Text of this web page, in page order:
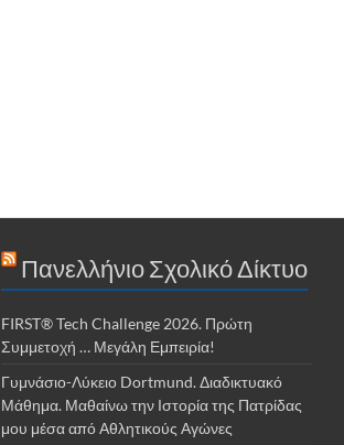
Πανελλήνιο Σχολικό Δίκτυο
FIRST® Tech Challenge 2026. Πρώτη
Συμμετοχή … Μεγάλη Εμπειρία!
Γυμνάσιο-Λύκειο Dortmund. Διαδικτυακό
Μάθημα. Μαθαίνω την Ιστορία της Πατρίδας
μου μέσα από Αθλητικούς Αγώνες